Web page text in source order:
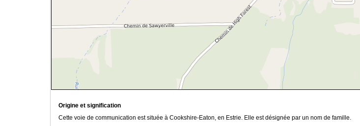
Origine et signification
Cette voie de communication est située à Cookshire-Eaton, en Estrie. Elle est désignée par un nom de famille.